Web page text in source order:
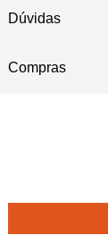
Dúvidas
Compras